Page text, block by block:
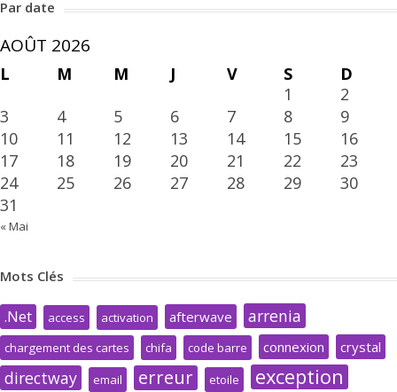
Par date
AOÛT 2026
L M M J V S
D
1
2
3
4 5 6 7 8
9
10
11 12 13 14 15
16
17
18 19 20 21 22
23
24
25 26 27 28 29
30
31
« Mai
Mots Clés
.Net access activation afterwave arrenia
chargement des cartes chifa code barre connexion crystal
directway email erreur etoile exception